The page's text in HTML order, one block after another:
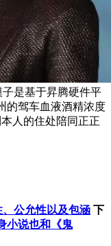
是基于昇腾硬件平
的驾车血液酒精浓度
本人的住处陪同正正
公允性以及包涵 下
小说也和《鬼